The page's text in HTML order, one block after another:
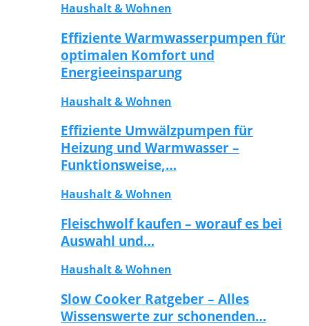
Haushalt & Wohnen
Effiziente Warmwasserpumpen für
optimalen Komfort und
Energieeinsparung
Haushalt & Wohnen
Effiziente Umwälzpumpen für
Heizung und Warmwasser –
Funktionsweise,…
Haushalt & Wohnen
Fleischwolf kaufen – worauf es bei
Auswahl und…
Haushalt & Wohnen
Slow Cooker Ratgeber – Alles
Wissenswerte zur schonenden…